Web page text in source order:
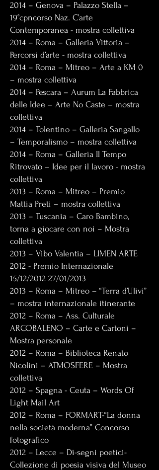
2014 – Genova – Palazzo Stella –
19°cpncorso Naz. C’arte
Contemporanea - mostra collettiva
2014 – Roma – Galleria Vittoria –
Percorsi d’arte - mostra collettiva
2014 – Roma – Mitreo – Arte a KM 0
– mostra collettiva
2014 – Pescara – Aurum La Fabbrica
delle Idee – Arte No Caste – mostra
collettiva
2014 – Tolentino – Galleria Sangallo
– Temporalismo – mostra collettiva
2014 – Roma – Galleria Il Tempo
Ritrovato – Idee per il lavoro - mostra
collettiva
2013 – Roma – Mitreo – Premio
Mattia Preti – mostra collettiva
2013 – Tuscania – Caro Bambino,
torna a giocare con noi – Mostra
collettiva
2013 – Vibo Valentia – LIMEN ARTE
2012 - Premio Internazionale
15/12/2012 27/01/2013
2013 – Roma – Mitreo – “Terra d’Ulivi”
– mostra internazionale itinerante
2012 – Roma – Ass. Culturale
ARCOBALENO – Carte e Cartoni –
Mostra personale
2012 – Roma – Biblioteca Renato
Nicolini – ATMOSFERE – Mostra
collettiva
2012 – Spagna - Ceuta – Words Of
Light Mail Art
2012 – Roma – FORMART-“La donna
nella società moderna” Concorso
fotografico
2012 – Lecce – Di-segni poetici-
Collezione di poesia visiva del Museo